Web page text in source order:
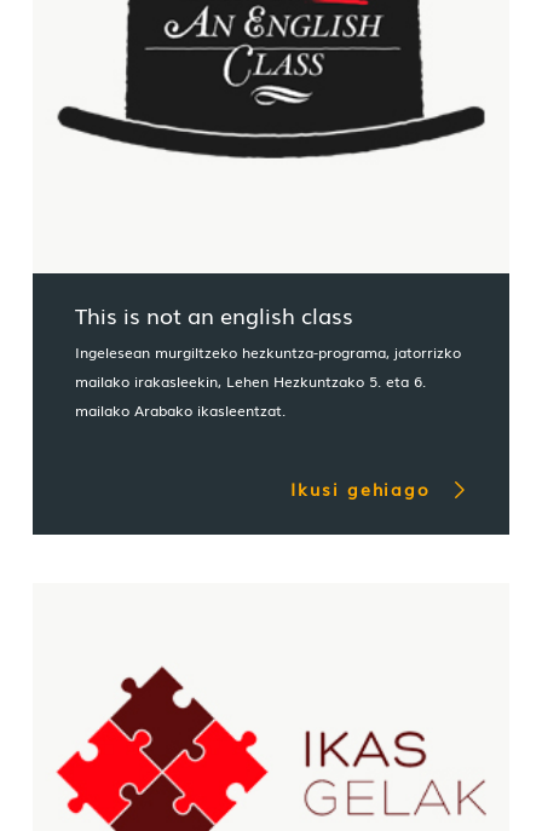
This is not an english class
Ingelesean murgiltzeko hezkuntza-programa, jatorrizko
mailako irakasleekin, Lehen Hezkuntzako 5. eta 6.
mailako Arabako ikasleentzat.
Ikusi gehiago